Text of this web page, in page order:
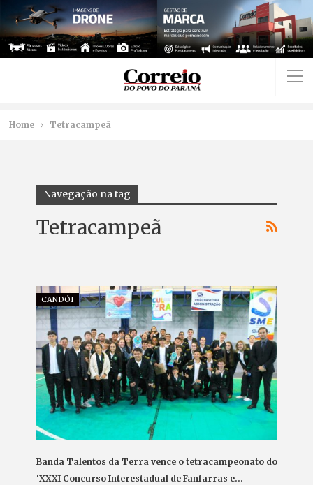
Home Tetracampeã
Navegação na tag
Tetracampeã
CANDÓI
Banda Talentos da Terra vence o tetracampeonato do
‘XXXI Concurso Interestadual de Fanfarras e…